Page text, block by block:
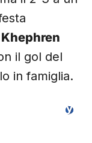
Khephren
il gol del
in famiglia.